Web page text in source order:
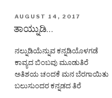
c
e
b
o
o
k
at
s
p
p
s
n
g
er
POSTED
AUGUST 14, 2017
ತಾಯ್ನುಡಿ…
ನಲ್ನುಡಿಯೆನ್ನುವ ಕನ್ನಡಿಯೊಳಗಡೆ
ಕಾವ್ಯದ ಬಿಂಬವು ಮೂಡುತಿರೆ
ಅತಿಶಯ ಚಂದಕೆ ಮನ ಬೆರಗಾಯಿತು
ಬಲುಸುಂದರ ಕನ್ನಡದ ತಿರೆ